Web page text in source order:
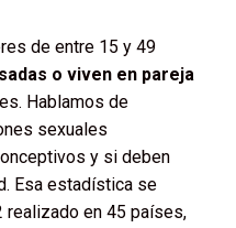
de entre 15 y 49
o viven en pareja
Hablamos de
sexuales
y si deben
Esa estadística se
realizado en 45 países,